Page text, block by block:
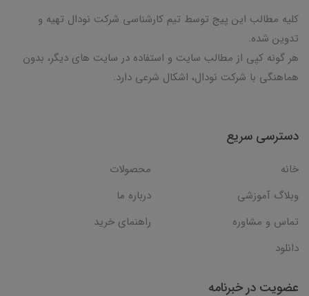
کلیه مطالب این پیج توسط تیم کارشناسی شرکت نودال تهیه و
تدوین شده.
هر گونه کپی از مطالب سایت و استفاده در سایت های دیگر، بدون
هماهنگی با شرکت نودال، اشکال شرعی دارد.
دسترسی سریع
خانه
محصولات
وبلاگ آموزشی
درباره ما
تماس و مشاوره
راهنمای خرید
دانلود
عضویت در خبرنامه